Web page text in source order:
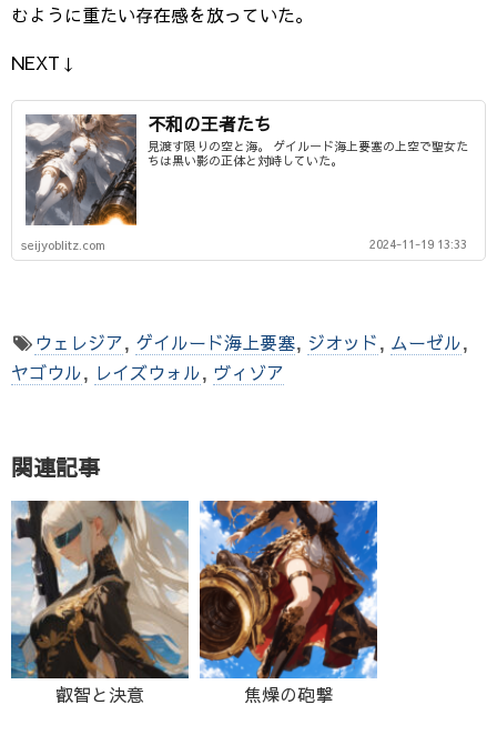
むように重たい存在感を放っていた。
NEXT↓
不和の王者たち
見渡す限りの空と海。 ゲイルード海上要塞の上空で聖女た
ちは黒い影の正体と対峙していた。
seijyoblitz.com 2024-11-19 13:33
ウェレジア, ゲイルード海上要塞, ジオッド, ムーゼル,
ヤゴウル, レイズウォル, ヴィゾア
関連記事
叡智と決意 焦燥の砲撃